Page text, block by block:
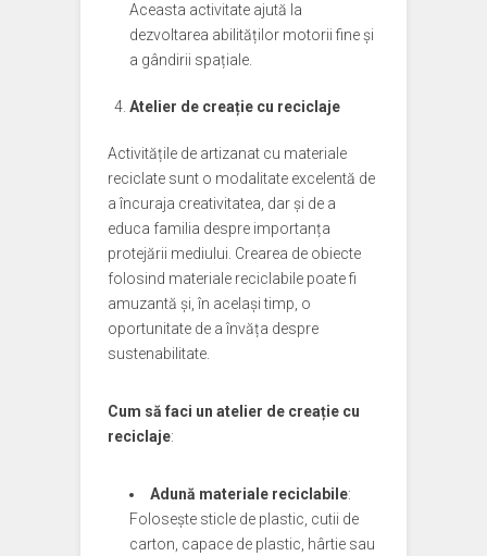
Aceasta activitate ajută la
dezvoltarea abilităților motorii fine și
a gândirii spațiale.
Atelier de creație cu reciclaje
Activitățile de artizanat cu materiale
reciclate sunt o modalitate excelentă de
a încuraja creativitatea, dar și de a
educa familia despre importanța
protejării mediului. Crearea de obiecte
folosind materiale reciclabile poate fi
amuzantă și, în același timp, o
oportunitate de a învăța despre
sustenabilitate.
Cum să faci un atelier de creație cu
reciclaje:
Adună materiale reciclabile:
Folosește sticle de plastic, cutii de
carton, capace de plastic, hârtie sau